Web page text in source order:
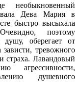
необыкновенный
Дева Мария в
быстро высыхала
поэтому
душу, оберегает от
зависти, тревожного
страха. Лавандовый
агрессивности,
душевного